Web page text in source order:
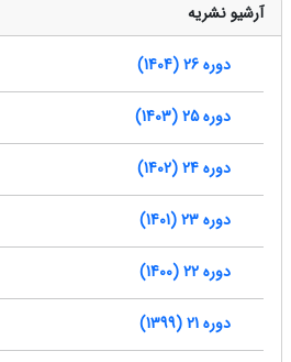
آرشیو نشریه
دوره 26 (1404)
دوره 25 (1403)
دوره 24 (1402)
دوره 23 (1401)
دوره 22 (1400)
دوره 21 (1399)